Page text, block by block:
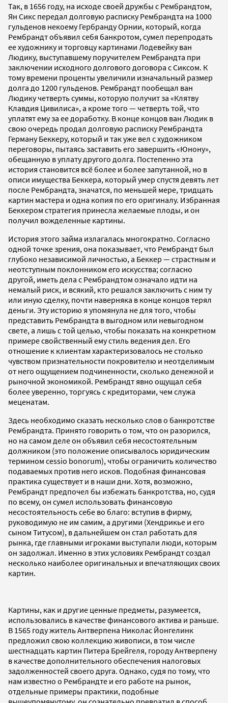
Так, в 1656 году, на исходе своей дружбы с Рембрандтом,
Ян Сикс передал долговую расписку Рембрандта на 1000
гульденов некоему Гербранду Орнии, который, когда
Рембрандт объявил себя банкротом, сумел перепродать
ее художнику и торговцу картинами Лодевейку ван
Людику, выступавшему поручителем Рембрандта при
заключении исходного долгового договора с Сиксом. К
тому времени проценты увеличили изначальный размер
долга до 1200 гульденов. Рембрандт пообещал ван
Людику четверть суммы, которую получит за «Клятву
Клавдия Цивилиса», а кроме того — четверть той, что
уплатят ему за ее доработку. В конце концов ван Людик в
свою очередь продал долговую расписку Рембрандта
Герману Беккеру, который и так уже вел с художником
переговоры, пытаясь заставить его завершить «Юнону»,
обещанную в уплату другого долга. Постепенно эта
история становится всё более и более запутанной, но в
описи имущества Беккера, который умер спустя девять лет
после Рембрандта, значатся, по меньшей мере, тридцать
картин мастера и одна копия по его оригиналу. Избранная
Беккером стратегия принесла желаемые плоды, и он
получил вожделенные картины.
История этого займа излагалась многократно. Согласно
одной точке зрения, она показывает, что Рембрандт был
глубоко независимой личностью, а Беккер — страстным и
неотступным поклонником его искусства; согласно
другой, иметь дела с Рембрандтом означало идти на
немалый риск, и всякий, кто решался заключить с ним ту
или иную сделку, почти наверняка в конце концов терял
деньги. Эту историю я упомянула не для того, чтобы
представить Рембрандта в выгодном или невыгодном
свете, а лишь с той целью, чтобы показать на конкретном
примере свойственный ему стиль ведения дел. Его
отношение к клиентам характеризовалось не столько
чувством признательности покровителю и неотделимым
от него ощущением подчиненности, сколько денежной и
рыночной экономикой. Рембрандт явно ощущал себя
более уверенно, торгуясь с кредиторами, чем служа
меценатам.
Здесь необходимо сказать несколько слов о банкротстве
Рембрандта. Принято говорить о том, что он разорился,
но на самом деле он объявил себя несостоятельным
должником (это положение описывалось юридическим
термином cessio bonorum), чтобы ограничить количество
подаваемых против него исков. Подобная финансовая
практика существует и в наши дни. Хотя, возможно,
Рембрандт предпочел бы избежать банкротства, но, судя
по всему, он сумел использовать финансовую
несостоятельность себе во благо: вступив в фирму,
руководимую не им самим, а другими (Хендрикье и его
сыном Титусом), в дальнейшем он стал работать для
рынка, где главными игроками выступали люди, которым
он задолжал. Именно в этих условиях Рембрандт создал
несколько наиболее оригинальных и впечатляющих своих
картин.
Картины, как и другие ценные предметы, разумеется,
использовались в качестве финансового актива и раньше.
В 1565 году житель Антверпена Николас Йонгелинк
предложил свою коллекцию живописи, в том числе
шестнадцать картин Питера Брейгеля, городу Антверпену
в качестве дополнительного обеспечения налоговых
задолженностей своего друга. Однако, судя по тому, что
нам известно о Рембрандте и его работе на рынок,
отдельные примеры практики, подобные